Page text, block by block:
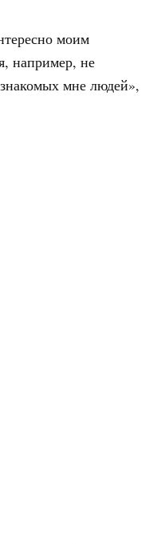
моим
например, не
мне людей»,